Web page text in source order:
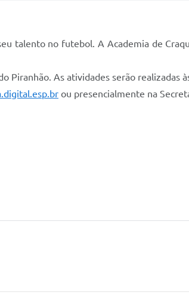
talento no futebol. A Academia de
Piranhão. As atividades serão realizadas
ou presencialmente na